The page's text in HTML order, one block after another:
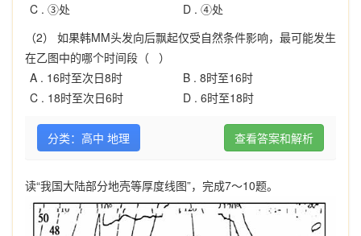
C . ③处 D . ④处
（2） 如果韩MM头发向后飘起仅受自然条件影响，最可能发生
在乙图中的哪个时间段（ ）
A . 16时至次日8时 B . 8时至16时
C . 18时至次日6时 D . 6时至18时
分类：高中 地理 查看答案和解析
读“我国大陆部分地壳等厚度线图”，完成7～10题。